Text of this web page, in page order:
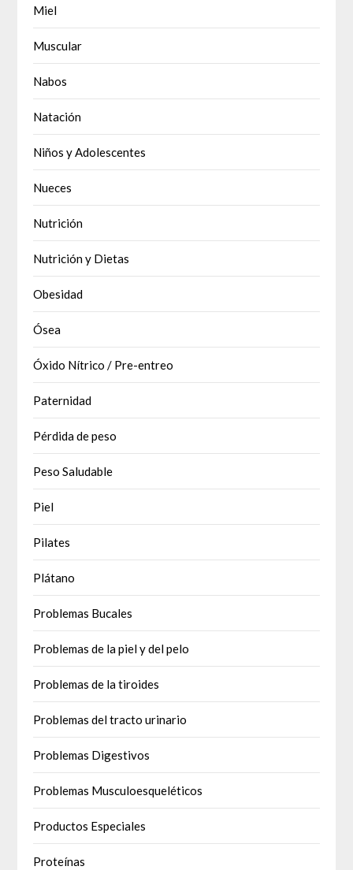
Miel
Muscular
Nabos
Natación
Niños y Adolescentes
Nueces
Nutrición
Nutrición y Dietas
Obesidad
Ósea
Óxido Nítrico / Pre-entreo
Paternidad
Pérdida de peso
Peso Saludable
Piel
Pilates
Plátano
Problemas Bucales
Problemas de la piel y del pelo
Problemas de la tiroides
Problemas del tracto urinario
Problemas Digestivos
Problemas Musculoesqueléticos
Productos Especiales
Proteínas